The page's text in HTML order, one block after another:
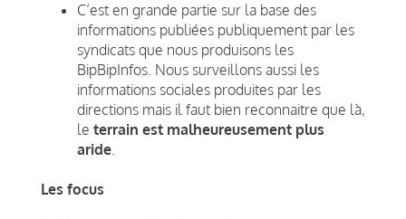
C’est en grande partie sur la base des
informations publiées publiquement par les
syndicats que nous produisons les
BipBipInfos. Nous surveillons aussi les
informations sociales produites par les
directions mais il faut bien reconnaitre que là,
le terrain est malheureusement plus
aride.
Les focus